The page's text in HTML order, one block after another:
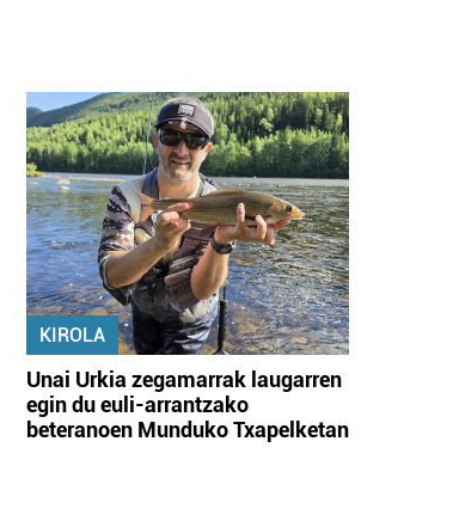
KIROLA
Unai Urkia zegamarrak laugarren
egin du euli-arrantzako
beteranoen Munduko Txapelketan